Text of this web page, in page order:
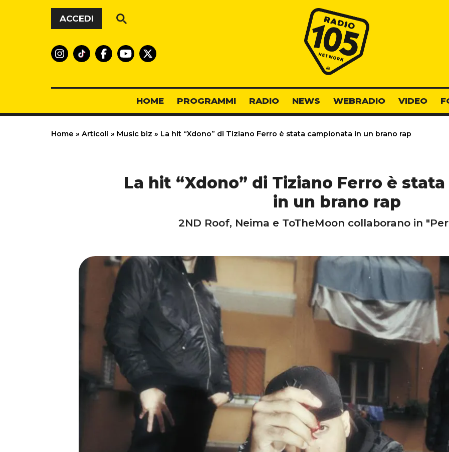
Vai al contenuto
ACCEDI
Radio 105
HOME PROGRAMMI RADIO NEWS WEBRADIO VIDEO
Home » Articoli » Music biz » La hit “Xdono” di Tiziano Ferro è stata campionata in un brano rap
La hit “Xdono” di Tiziano Ferro è
in un brano rap
2ND Roof, Neima e ToTheMoon collaborano in